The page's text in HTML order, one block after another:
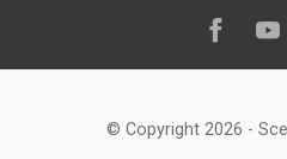
Volg ons op:
© Copyright 2026 -